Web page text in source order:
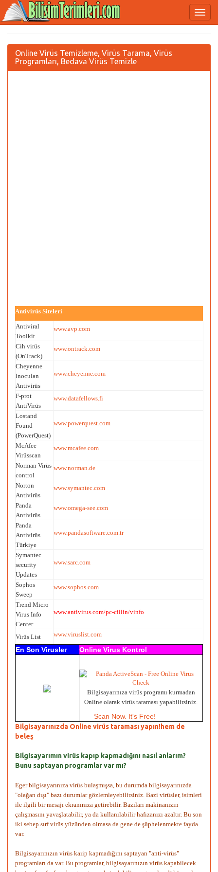
Online Virüs Temizleme, Virüs Tarama, Virüs
Programları, Bedava Virüs Temizle
Antivirüs Siteleri
Antiviral
Toolkit
www.avp.com
Cih virüs
(OnTrack)
www.ontrack.com
Cheyenne
Inoculan
Antivirüs
www.cheyenne.com
F-prot
AntiVirüs
www.datafellows.fi
Lostand
Found
(PowerQuest)
www.powerquest.com
McAfee
Virüsscan
www.mcafee.com
Norman Virüs
control
www.norman.de
Norton
Antivirüs
www.symantec.com
Panda
Antivirüs
www.omega-see.com
Panda
Antivirüs
Türkiye
www.pandasoftware.com.tr
Symantec
security
Updates
www.sarc.com
Sophos
Sweep
www.sophos.com
Trend Micro
Virus Info
Center
www.antivirus.com/pc-cillin/vinfo
Virüs List www.viruslist.com
En Son Virusler Online Virus Kontrol
Bilgisayarınıza virüs programı kurmadan
Online olarak virüs taraması yapabilirsiniz.
Scan Now. It's Free!
Bilgisayarınızda Online virüs taraması yapın!hem de
beleş
Bilgisayarımın virüs kapıp kapmadığını nasıl anlarım?
Bunu saptayan programlar var mı?
Eger bilgisayarınıza virüs bulaşmışsa, bu durumda bilgisayarınızda
"olağan dışı" bazı durumlar gözlemleyebilirsiniz. Bazi virüsler, isimleri
ile ilgili bir mesajı ekranınıza getirebilir. Bazıları makinanızın
çalışmasını yavaşlatabilir, ya da kullanılabilir hafızanızı azaltır. Bu son
iki sebep sırf virüs yüzünden olmasa da gene de şüphelenmekte fayda
var.
Bilgisayarınızın virüs kaıip kapmadığını saptayan "anti-virüs"
programları da var. Bu programlar, bilgisayarınızın virüs kapabilecek